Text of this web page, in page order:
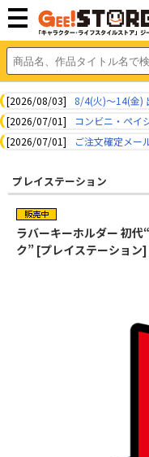
[2026/08/03]
8/4(火)～14(金)
[2026/07/01]
コンビニ・ペイ
[2026/07/01]
ご注文確定メー
プレイステーション
ラバーキーホルダー 初
ク” [プレイステーション]